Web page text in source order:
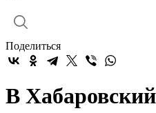
Поделиться
В